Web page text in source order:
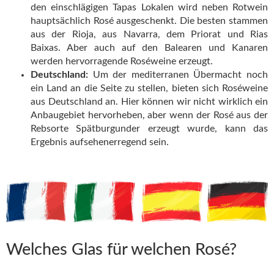
den einschlägigen Tapas Lokalen wird neben Rotwein
hauptsächlich Rosé ausgeschenkt. Die besten stammen
aus der Rioja, aus Navarra, dem Priorat und Rias
Baixas. Aber auch auf den Balearen und Kanaren
werden hervorragende Roséweine erzeugt.
Deutschland: Um der mediterranen Übermacht noch
ein Land an die Seite zu stellen, bieten sich Roséweine
aus Deutschland an. Hier können wir nicht wirklich ein
Anbaugebiet hervorheben, aber wenn der Rosé aus der
Rebsorte Spätburgunder erzeugt wurde, kann das
Ergebnis aufsehenerregend sein.
Welches Glas für welchen Rosé?